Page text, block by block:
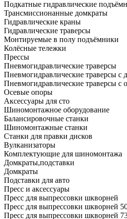
Подкатные гидравлические
Трансмиссионанные домкраты
Гидравлические краны
Гидравлические траверсы
Монтируемые в полу подъёмники
Колёсные тележки
Прессы
Пневмогидравлические траверсы
Пневмогидравлические траверсы с
Пневмогидравлические траверсы
Осевые опоры
Аксессуары для сто
Шиномонтажное оборудование
Балансировочные станки
Шиномонтажные станки
Станки для правки дисков
Вулканизаторы
Комплектующие для шиномонтажа
Домкраты,подставки
Домкраты
Подставки для авто
Пресс и аксессуары
Пресс для выпрессовки шкворней
Пресс для выпрессовки шкворней
Пресс для выпрессовки шкворней